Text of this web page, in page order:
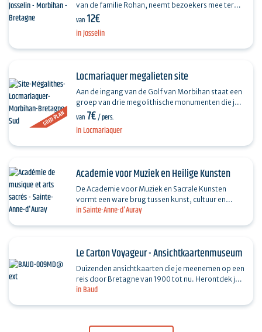
in Josselin
van de familie Rohan, neemt bezoekers mee terug
in de tijd met zijn imposante middeleeuwse torens
van 12€
GOED PLAN
in Locmariaquer
Locmariaquer megalieten site
Aan de ingang van de Golf van Morbihan staat een
groep van drie megolithische monumenten die je
zeker niet mag missen, die meer dan 6000 jaar
oud zijn: de…
van 7€/ pers.
in Sainte-Anne-d'Auray
Academie voor Muziek en Heilige Kunsten
De Academie voor Muziek en Sacrale Kunsten
vormt een ware brug tussen kunst, cultuur en
geloof en brengt dagelijks het sacrale erfgoed van
in Baud
Le Carton Voyageur - Ansichtkaartenmuseum
Duizenden ansichtkaarten die je meenemen op een
reis door Bretagne van 1900 tot nu. Herontdek je
stad, een tijdperk en een manier van leven. Een